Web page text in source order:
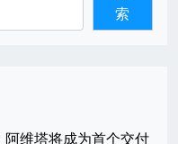
索
阿维塔将成为首个交付